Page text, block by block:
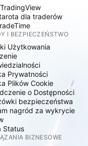
dla traderów
I BEZPIECZEŃSTWO
Użytkowania
Prywatności
Plików Cookie
o Dostępności
bezpieczeństwa
nagród za wykrycie
Status
BIZNESOWE